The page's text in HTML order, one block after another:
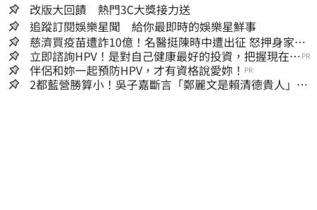
改版大回饋 熱門3C大獎接力送
追蹤訂閱娛樂星聞 給你最即時的娛樂星鮮事
慈濟買疫苗遭詐10億！名醫挺陳時中遭出征 怒押身家嗆
爆藍白粉
立即諮詢HPV！是對自己健康最好的投資，把握現在不
嫌晚！
PR
伴侶和妳一起預防HPV，才有資格說愛妳！ PR
2都藍營勝算小！吳子嘉斷言「鄭麗文是賴清德貴人」：